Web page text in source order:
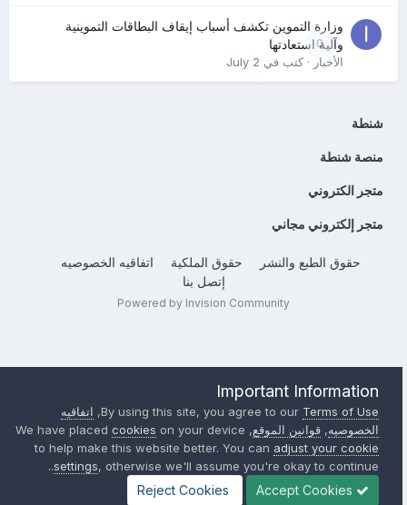
0
وزارة التموين تكشف أسباب إيقاف البطاقات التموينية
وآلية استعادتها
الأخبار· كتب في July 2
شنطة
منصة شنطة
متجر الكتروني
متجر إلكتروني مجاني
حقوق الطبع والنشر حقوق الملكية
اتفاقيه الخصوصيه
إتصل بنا
Powered by Invision Community
Important Information
By using this site, you agree to ourTerms of Use
, اتفاقيه
الخصوصيه, قوانين الموقع, We have placed
cookies on your device
to help make this website better. You canadjust your cookie
settings , otherwise we'll assume you're okay to continue..
Accept Cookies